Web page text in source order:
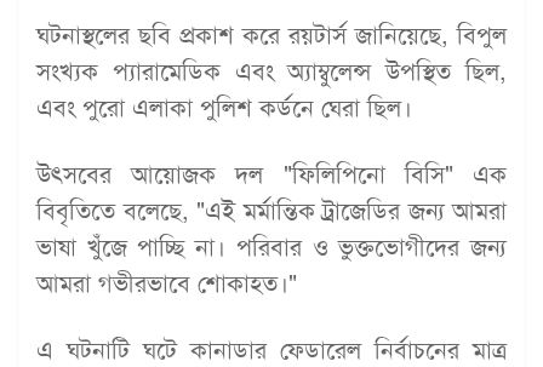
ঘটনাস্থলের ছবি প্রকাশ করে রয়টার্স জানিয়েছে, বিপুল
সংখ্যক প্যারামেডিক এবং অ্যাম্বুলেন্স উপস্থিত ছিল,
এবং পুরো এলাকা পুলিশ কর্ডনে ঘেরা ছিল।
উৎসবের আয়োজক দল "ফিলিপিনো বিসি" এক
বিবৃতিতে বলেছে, "এই মর্মান্তিক ট্রাজেডির জন্য আমরা
ভাষা খুঁজে পাচ্ছি না। পরিবার ও ভুক্তভোগীদের জন্য
আমরা গভীরভাবে শোকাহত।"
এ ঘটনাটি ঘটে কানাডার ফেডারেল নির্বাচনের মাত্র